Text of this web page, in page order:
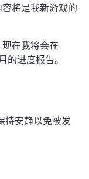
将是我新游戏的
在我将会在
进度报告。
持安静以免被发